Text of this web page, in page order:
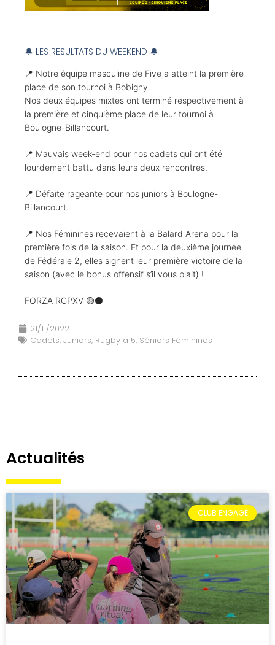
🔔 LES RESULTATS DU WEEKEND 🔔
📍 Notre équipe masculine de Five a atteint la première
place de son tournoi à Bobigny.
Nos deux équipes mixtes ont terminé respectivement à
la première et cinquième place de leur tournoi à
Boulogne-Billancourt.
📍 Mauvais week-end pour nos cadets qui ont été
lourdement battu dans leurs deux rencontres.
📍 Défaite rageante pour nos juniors à Boulogne-
Billancourt.
📍 Nos Féminines recevaient à la Balard Arena pour la
première fois de la saison. Et pour la deuxième journée
de Fédérale 2, elles signent leur première victoire de la
saison (avec le bonus offensif s’il vous plait) !
FORZA RCPXV 🟡⚫️
21/11/2022
Cadets, Juniors, Rugby à 5, Séniors Féminines
Actualités
CLUB ENGAGÉ